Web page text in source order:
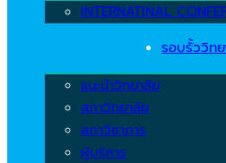
INTERNATINAL
รอบรั้ววิท
แนะนำวิทยาลัย
สภาวิทยาลัย
สภาวิชาการ
ผู้บริหาร